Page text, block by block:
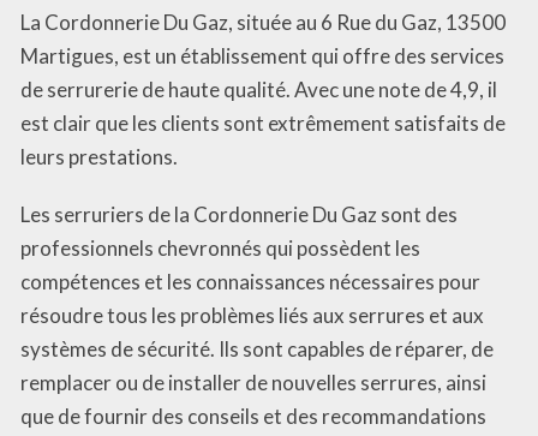
La Cordonnerie Du Gaz, située au 6 Rue du Gaz, 13500
Martigues, est un établissement qui offre des services
de serrurerie de haute qualité. Avec une note de 4,9, il
est clair que les clients sont extrêmement satisfaits de
leurs prestations.
Les serruriers de la Cordonnerie Du Gaz sont des
professionnels chevronnés qui possèdent les
compétences et les connaissances nécessaires pour
résoudre tous les problèmes liés aux serrures et aux
systèmes de sécurité. Ils sont capables de réparer, de
remplacer ou de installer de nouvelles serrures, ainsi
que de fournir des conseils et des recommandations